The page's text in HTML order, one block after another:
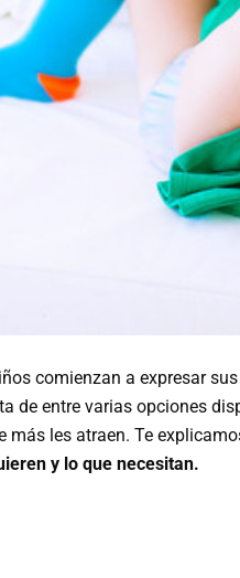
comienzan a expresar
de entre varias opciones
más les atraen. Te
y lo que necesitan.